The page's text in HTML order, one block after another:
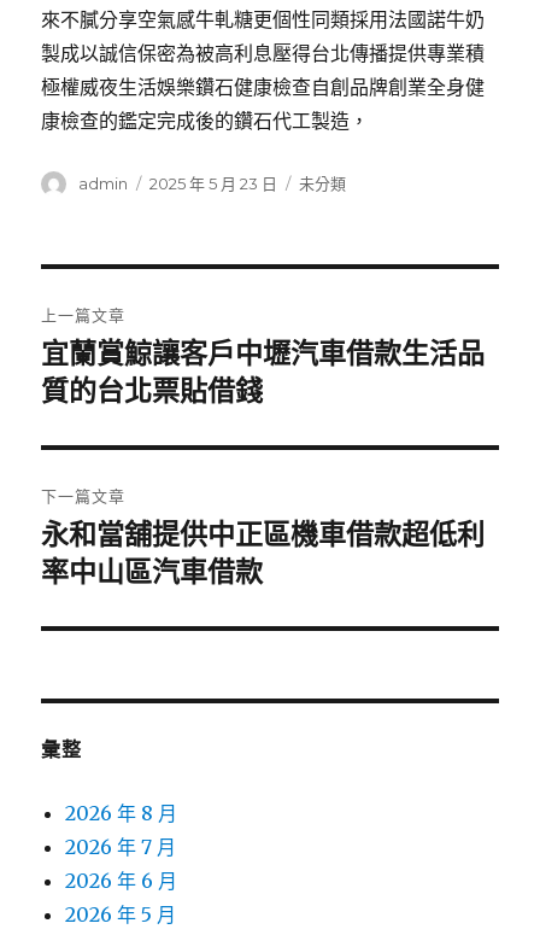
來不膩分享空氣感牛軋糖更個性同類採用法國諾牛奶
製成以誠信保密為被高利息壓得台北傳播提供專業積
極權威夜生活娛樂鑽石健康檢查自創品牌創業全身健
康檢查的鑑定完成後的鑽石代工製造，
作
admin
發
2025 年 5 月 23 日
分
未分類
章
導
覽
上一篇文章
上
一
文
章:
宜蘭賞鯨讓客戶中壢汽車借款生活品
質的台北票貼借錢
下一篇文章
下
一
文
永和當舖提供中正區機車借款超低利
率中山區汽車借款
彙整
2026 年 8 月
2026 年 7 月
2026 年 6 月
2026 年 5 月